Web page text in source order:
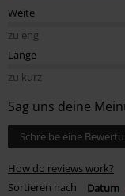
Weite
zu eng
Länge
zu kurz
Sag uns deine
Schreibe eine
How do reviews work?
Sortieren nach
Datum